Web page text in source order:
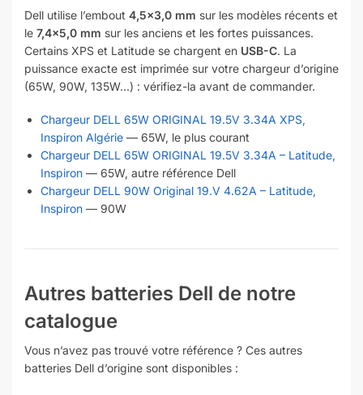
Dell utilise l’embout 4,5×3,0 mm sur les modèles récents et
le 7,4×5,0 mm sur les anciens et les fortes puissances.
Certains XPS et Latitude se chargent en USB-C. La
puissance exacte est imprimée sur votre chargeur d’origine
(65W, 90W, 135W…) : vérifiez-la avant de commander.
Chargeur DELL 65W ORIGINAL 19.5V 3.34A XPS,
Inspiron Algérie — 65W, le plus courant
Chargeur DELL 65W ORIGINAL 19.5V 3.34A – Latitude,
Inspiron — 65W, autre référence Dell
Chargeur DELL 90W Original 19.V 4.62A – Latitude,
Inspiron — 90W
Autres batteries Dell de notre
catalogue
Vous n’avez pas trouvé votre référence ? Ces autres
batteries Dell d’origine sont disponibles :